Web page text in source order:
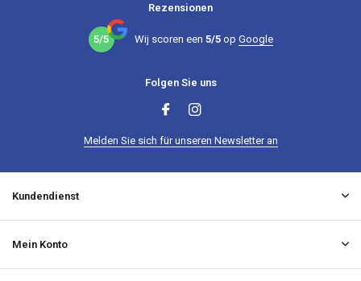
Rezensionen
5/5 Wij scoren een 5/5op Google
Folgen Sie uns
Melden Sie sich für unseren Newsletter an
Kundendienst
Mein Konto